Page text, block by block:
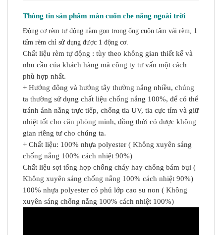
Thông tin sản phẩm màn cuốn che nắng ngoài trời
Động cơ rèm tự động nằm gọn trong ống cuộn tấm vải rèm, 1
tấm rèm chỉ sử dụng được 1 động cơ.
Chất liệu rèm tự động : tùy theo không gian thiết kế và
nhu cầu của khách hàng mà công ty tư vấn một cách
phù hợp nhất.
+ Hướng đông và hướng tây thường nắng nhiều, chúng
ta thường sử dụng chất liệu chống nắng 100%, để có thể
tránh ánh nắng trực tiếp, chống tia UV, tia cực tím và giữ
nhiệt tốt cho căn phòng mình, đồng thời có được không
gian riêng tư cho chúng ta.
+ Chất liệu: 100% nhựa polyester ( Không xuyên sáng
chống nắng 100% cách nhiệt 90%)
Chất liệu sợi tổng hợp chống cháy hay chống bám bụi (
Không xuyên sáng chống nắng 100% cách nhiệt 90%)
100% nhựa polyester có phủ lớp cao su non ( Không
xuyên sáng chống nắng 100% cách nhiệt 100%)